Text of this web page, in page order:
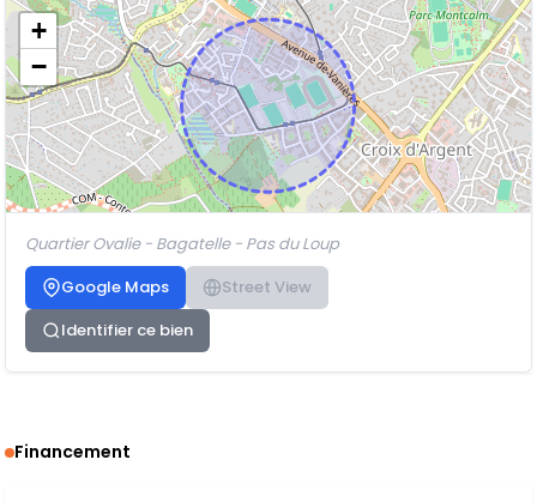
+
−
Quartier Ovalie - Bagatelle - Pas du Loup
Google Maps
Street View
Identifier ce bien
Financement